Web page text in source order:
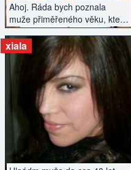
Ahoj. Ráda bych poznala
muže přiměřeného věku, který
by se chtěl vážně seznámit.
Nehledám hned manžela, ale
spíše vážný vztah ano.
xiala
ZOBRAZIT INZERÁT